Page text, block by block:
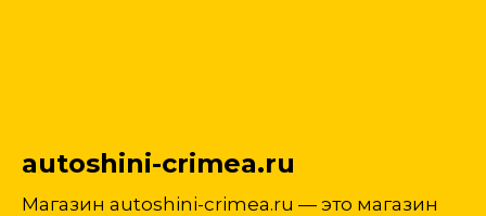
autoshini-crimea.ru
Магазин autoshini-crimea.ru — это магазин